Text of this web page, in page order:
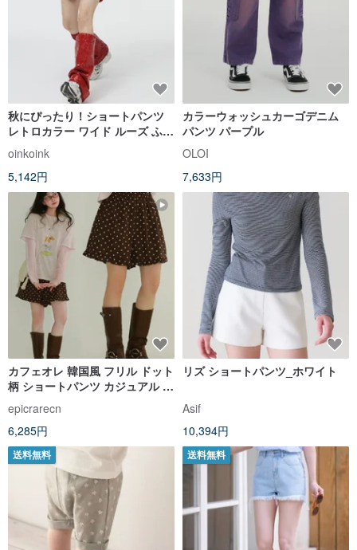
秋にぴったり！ショートパンツ
レトロカラー ワイド ルーズ ふっ
くらハリ感 レッド
oinkoink
5,142円
カラーウォッシュカーゴデニム
パンツ パープル
OLOI
7,633円
カフェオレ 韓国風 フリル ドット
柄 ショートパンツ カジュアル シ
epicrarecn
6,285円
リズ ショートパンツ_ホワイト
Asif
10,394円
送料無料 送料無料